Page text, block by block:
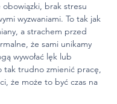
obowiązki, brak stresu
wyzwaniami. To tak jak
a strachem przed
że sami unikamy
wywołać lęk lub
tak trudno zmienić pracę,
że może to być czas na